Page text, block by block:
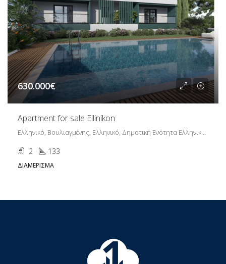
630.000€
Apartment for sale Ellinikon
Ελληνικό, Βουλιαγμένης, Ελληνικό, Δημοτική Ενότητα Ελληνικού, Δήμος Ελληνικού - Αργυρούπολης, Περιφερειακή Ενότητα Νοτίου Τομέα Αθηνών, Περιφέρεια Αττικής, Αποκεντρωμένη Διοίκηση Αττικής, 167 77, Ελλάδα
2 133
ΔΙΑΜΈΡΙΣΜΑ